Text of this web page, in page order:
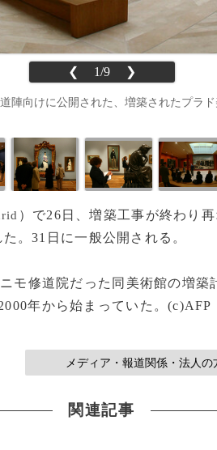
❮ 1/9 ❯
陣向けに公開された、増築されたプラド
）で26日、増築工事が終わり
。31日に一般公開される。
モ修道院だった同美術館の増築
年から始まっていた。(c)AFP
メディア・報道関係・法人
関連記事